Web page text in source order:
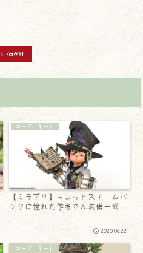
コーディネート
【ミラプリ】ちょっとスチームパ
ンクに憧れた学者さん装備一式
2020.06.22
コーディネート